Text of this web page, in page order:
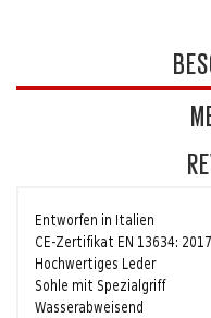
Entworfen in Italien
CE-Zertifikat EN 13634: 2017
Hochwertiges Leder
Sohle mit Spezialgriff
Wasserabweisend